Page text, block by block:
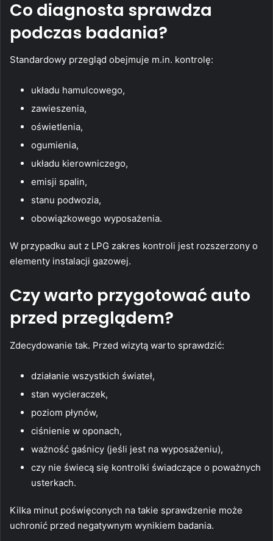
Co diagnosta sprawdza
podczas badania?
Standardowy przegląd obejmuje m.in. kontrolę:
układu hamulcowego,
zawieszenia,
oświetlenia,
ogumienia,
układu kierowniczego,
emisji spalin,
stanu podwozia,
obowiązkowego wyposażenia.
W przypadku aut z LPG zakres kontroli jest rozszerzony o
elementy instalacji gazowej.
Czy warto przygotować auto
przed przeglądem?
Zdecydowanie tak. Przed wizytą warto sprawdzić:
działanie wszystkich świateł,
stan wycieraczek,
poziom płynów,
ciśnienie w oponach,
ważność gaśnicy (jeśli jest na wyposażeniu),
czy nie świecą się kontrolki świadczące o poważnych
usterkach.
Kilka minut poświęconych na takie sprawdzenie może
uchronić przed negatywnym wynikiem badania.